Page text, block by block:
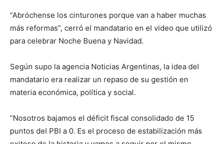
“Abróchense los cinturones porque van a haber muchas
más reformas”, cerró el mandatario en el video que utilizó
para celebrar Noche Buena y Navidad.
Según supo la agencia Noticias Argentinas, la idea del
mandatario era realizar un repaso de su gestión en
materia económica, política y social.
“Nosotros bajamos el déficit fiscal consolidado de 15
puntos del PBI a 0. Es el proceso de estabilización más